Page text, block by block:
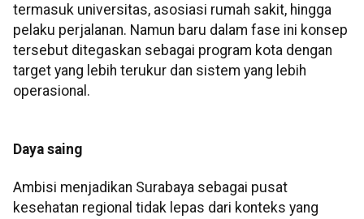
termasuk universitas, asosiasi rumah sakit, hingga
pelaku perjalanan. Namun baru dalam fase ini konsep
tersebut ditegaskan sebagai program kota dengan
target yang lebih terukur dan sistem yang lebih
operasional.
Daya saing
Ambisi menjadikan Surabaya sebagai pusat
kesehatan regional tidak lepas dari konteks yang